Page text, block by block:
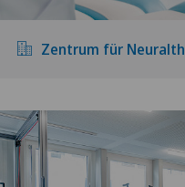
Zentrum für